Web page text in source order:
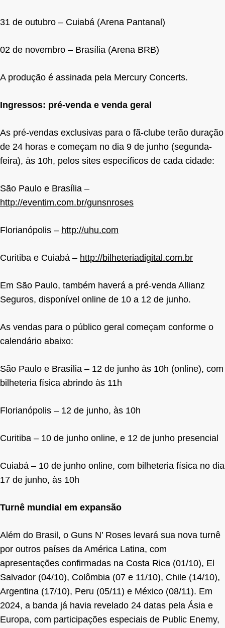
31 de outubro – Cuiabá (Arena Pantanal)
02 de novembro – Brasília (Arena BRB)
A produção é assinada pela Mercury Concerts.
Ingressos: pré-venda e venda geral
As pré-vendas exclusivas para o fã-clube terão duração
de 24 horas e começam no dia 9 de junho (segunda-
feira), às 10h, pelos sites específicos de cada cidade:
São Paulo e Brasília –
http://eventim.com.br/gunsnroses
Florianópolis – http://uhu.com
Curitiba e Cuiabá – http://bilheteriadigital.com.br
Em São Paulo, também haverá a pré-venda Allianz
Seguros, disponível online de 10 a 12 de junho.
As vendas para o público geral começam conforme o
calendário abaixo:
São Paulo e Brasília – 12 de junho às 10h (online), com
bilheteria física abrindo às 11h
Florianópolis – 12 de junho, às 10h
Curitiba – 10 de junho online, e 12 de junho presencial
Cuiabá – 10 de junho online, com bilheteria física no dia
17 de junho, às 10h
Turnê mundial em expansão
Além do Brasil, o Guns N’ Roses levará sua nova turnê
por outros países da América Latina, com
apresentações confirmadas na Costa Rica (01/10), El
Salvador (04/10), Colômbia (07 e 11/10), Chile (14/10),
Argentina (17/10), Peru (05/11) e México (08/11). Em
2024, a banda já havia revelado 24 datas pela Ásia e
Europa, com participações especiais de Public Enemy,